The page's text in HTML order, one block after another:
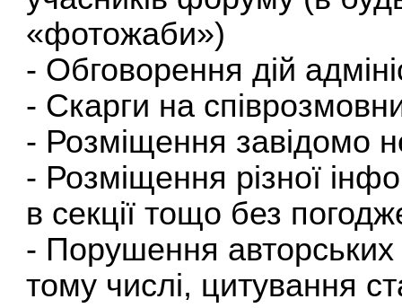
«фотожаби»)
- Обговорення дій
- Скарги на
- Розміщення завідомо
- Розміщення різної
в секції тощо без
- Порушення авторських
тому числі, цитування